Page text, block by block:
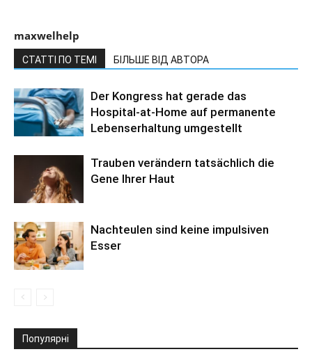
maxwelhelp
СТАТТІ ПО ТЕМІ БІЛЬШЕ ВІД АВТОРА
Der Kongress hat gerade das
Hospital-at-Home auf permanente
Lebenserhaltung umgestellt
Trauben verändern tatsächlich die
Gene Ihrer Haut
Nachteulen sind keine impulsiven
Esser
Популярні